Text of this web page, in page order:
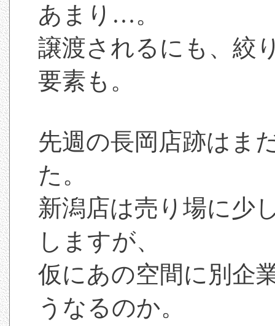
あまり…。
譲渡されるにも、絞
要素も。
先週の長岡店跡はま
た。
新潟店は売り場に少
しますが、
仮にあの空間に別企
うなるのか。